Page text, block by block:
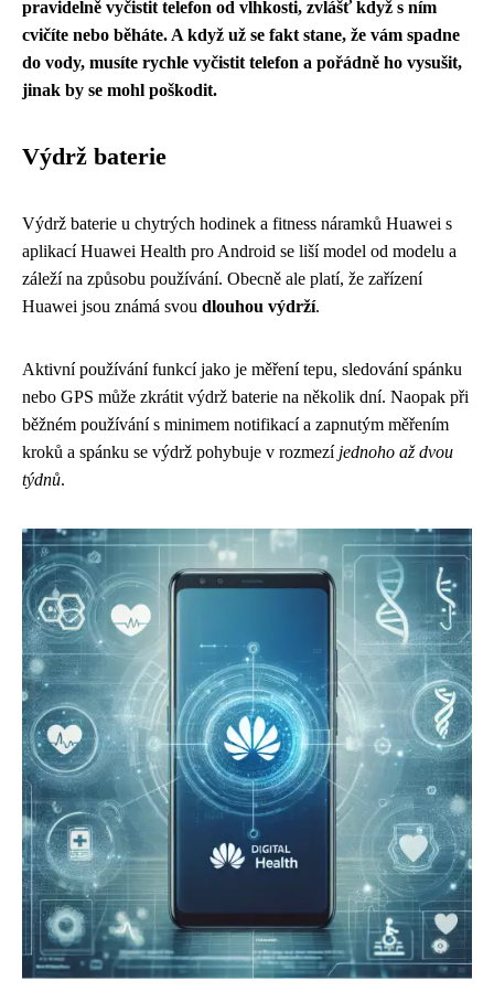
pravidelně vyčistit telefon od vlhkosti, zvlášť když s ním
cvičíte nebo běháte. A když už se fakt stane, že vám spadne
do vody, musíte rychle vyčistit telefon a pořádně ho vysušit,
jinak by se mohl poškodit.
Výdrž baterie
Výdrž baterie u chytrých hodinek a fitness náramků Huawei s
aplikací Huawei Health pro Android se liší model od modelu a
záleží na způsobu používání. Obecně ale platí, že zařízení
Huawei jsou známá svou dlouhou výdrží.
Aktivní používání funkcí jako je měření tepu, sledování spánku
nebo GPS může zkrátit výdrž baterie na několik dní. Naopak při
běžném používání s minimem notifikací a zapnutým měřením
kroků a spánku se výdrž pohybuje v rozmezí jednoho až dvou
týdnů.